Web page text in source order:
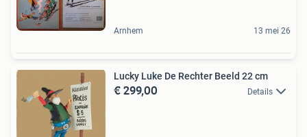
Arnhem 13 mei 26
Lucky Luke De Rechter Beeld 22 cm
€ 299,00 Details